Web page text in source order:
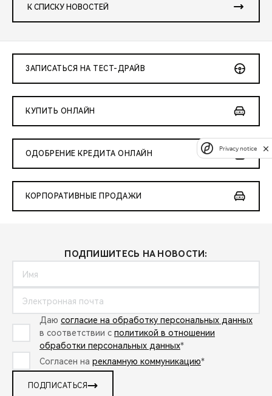
К СПИСКУ НОВОСТЕЙ
ЗАПИСАТЬСЯ НА ТЕСТ-ДРАЙВ
КУПИТЬ ОНЛАЙН
ОДОБРЕНИЕ КРЕДИТА ОНЛАЙН
КОРПОРАТИВНЫЕ ПРОДАЖИ
ПОДПИШИТЕСЬ НА НОВОСТИ:
Даю согласие на обработку персональных данных
в соответствии с политикой в отношении
обработки персональных данных*
Согласен на рекламную коммуникацию*
ПОДПИСАТЬСЯ
Privacy notice